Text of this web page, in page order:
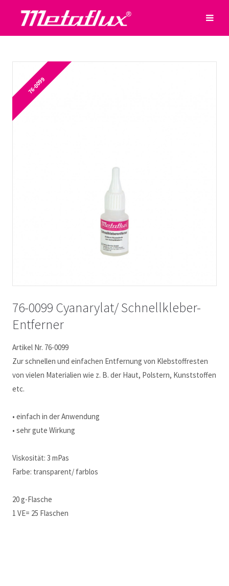
76-0099
76-0099 Cyanarylat/ Schnellkleber-
Entferner
Artikel Nr. 76-0099
Zur schnellen und einfachen Entfernung von Klebstoffresten
von vielen Materialien wie z. B. der Haut, Polstern, Kunststoffen
etc.
• einfach in der Anwendung
• sehr gute Wirkung
Viskosität: 3 mPas
Farbe: transparent/ farblos
20 g-Flasche
1 VE= 25 Flaschen